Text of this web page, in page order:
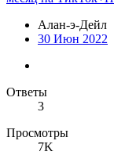
Алан-э-Дейл
30 Июн 2022
Ответы
3
Просмотры
7K